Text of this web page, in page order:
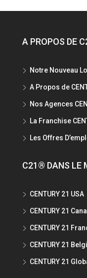
A PROPOS DE
Notre Nouveau
A Propos de
Nos Agences
La Franchise
Les Offres
C21® DANS LE
CENTURY 21 USA
CENTURY 21
CENTURY 21
CENTURY 21
CENTURY 21